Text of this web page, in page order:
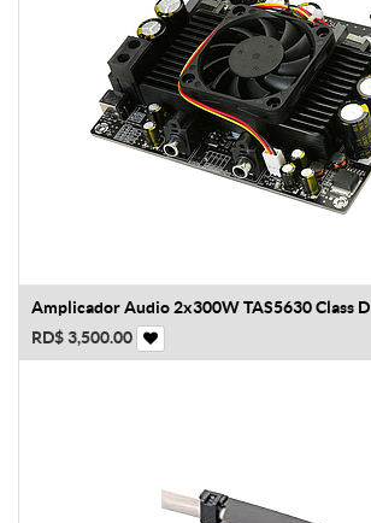
Amplicador Audio 2x300W TAS5630 Class D
RD$3,500.00